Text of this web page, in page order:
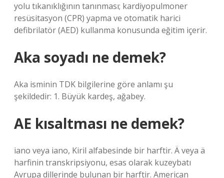
yolu tıkanıklığının tanınması; kardiyopulmoner
resüsitasyon (CPR) yapma ve otomatik harici
defibrilatör (AED) kullanma konusunda eğitim içerir.
Aka soyadı ne demek?
Aka isminin TDK bilgilerine göre anlamı şu
şekildedir: 1. Büyük kardeş, ağabey.
AE kısaltması ne demek?
iano veya iano, Kiril alfabesinde bir harftir. Ä veya ä
harfinin transkripsiyonu, esas olarak kuzeybatı
Avrupa dillerinde bulunan bir harftir. American